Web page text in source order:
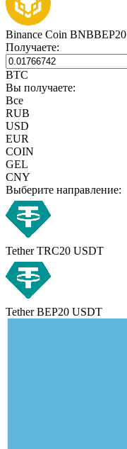
Binance Coin BNBBEP20
Получаете:
BTC
Вы получаете:
Все
RUB
USD
EUR
COIN
GEL
CNY
Выберите направление:
Tether TRC20 USDT
Tether BEP20 USDT